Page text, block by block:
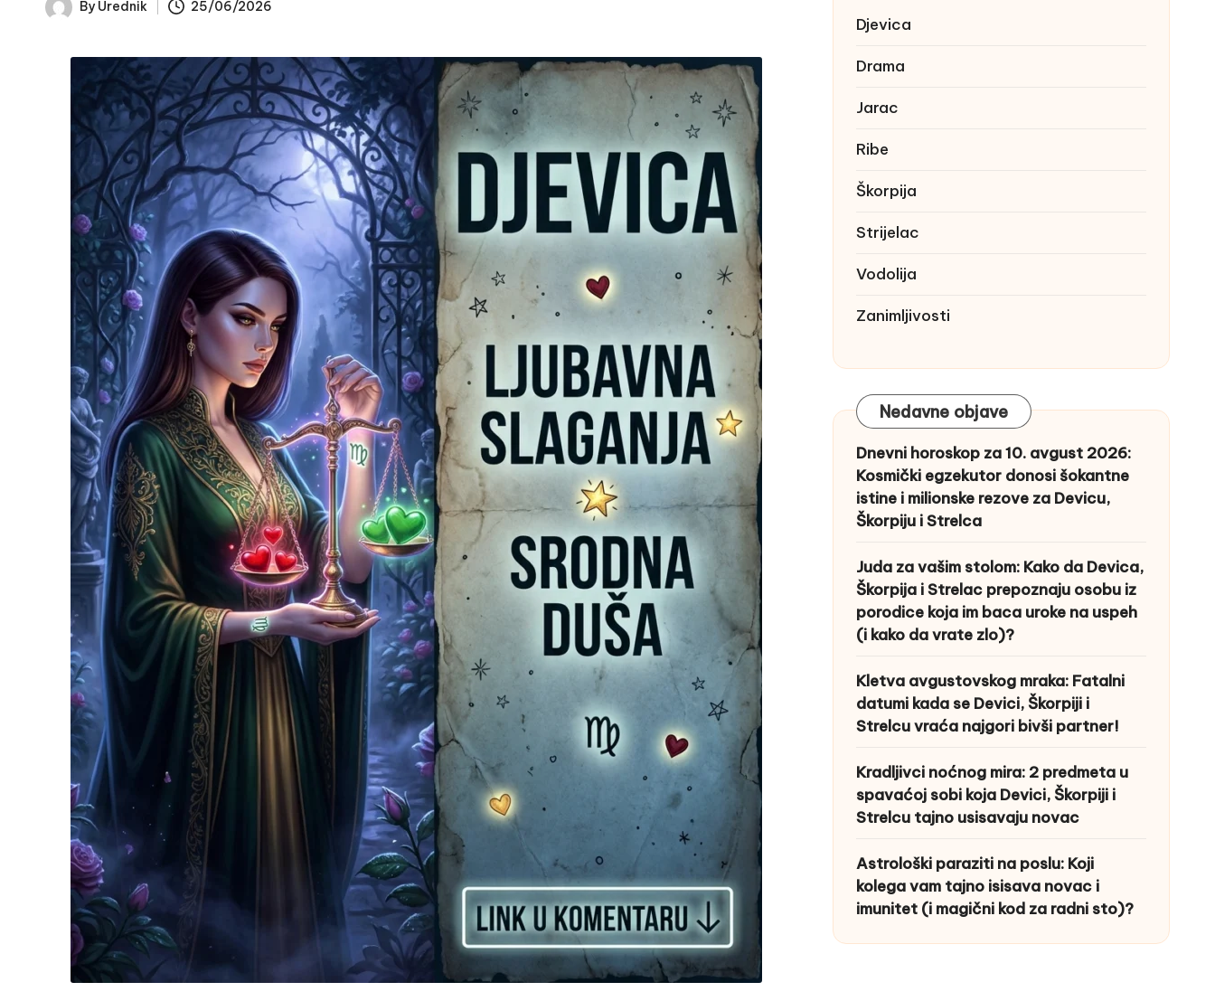
Posted
ByUrednik 25/06/2026
Djevica
Drama
Jarac
Ribe
Škorpija
Strijelac
Vodolija
Zanimljivosti
Nedavne objave
Dnevni horoskop za 10. avgust 2026:
Kosmički egzekutor donosi šokantne
istine i milionske rezove za Devicu,
Škorpiju i Strelca
Juda za vašim stolom: Kako da Devica,
Škorpija i Strelac prepoznaju osobu iz
porodice koja im baca uroke na uspeh
(i kako da vrate zlo)?
Kletva avgustovskog mraka: Fatalni
datumi kada se Devici, Škorpiji i
Strelcu vraća najgori bivši partner!
Kradljivci noćnog mira: 2 predmeta u
spavaćoj sobi koja Devici, Škorpiji i
Strelcu tajno usisavaju novac
Astrološki paraziti na poslu: Koji
kolega vam tajno isisava novac i
imunitet (i magični kod za radni sto)?